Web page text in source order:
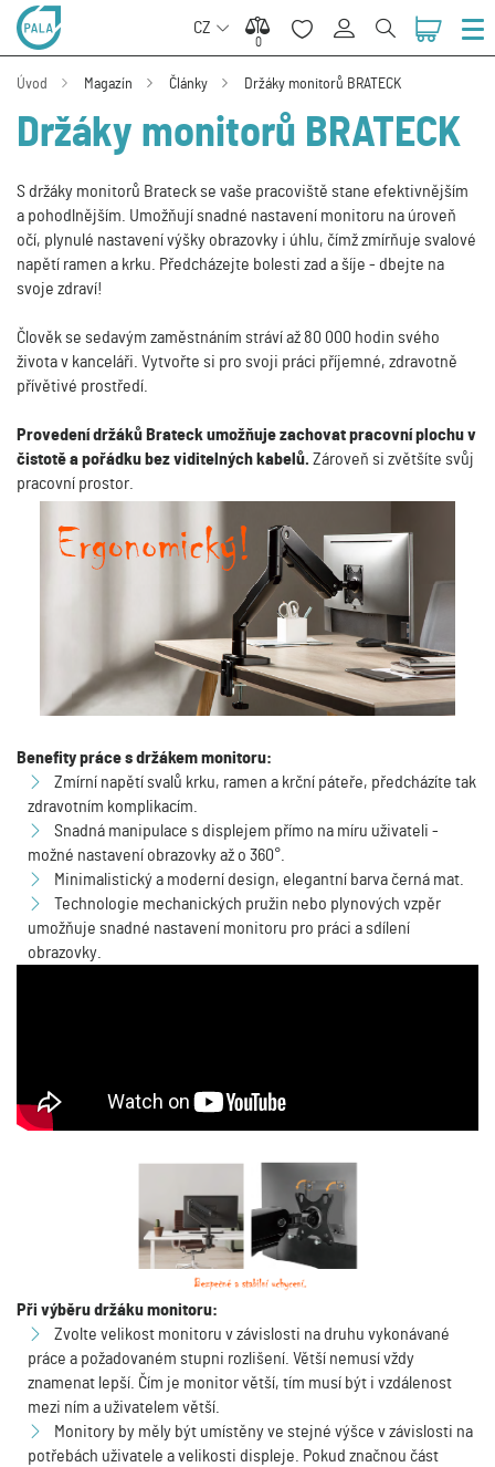
CZ
0
0
Úvod Magazín Články Držáky monitorů BRATECK
Držáky monitorů BRATECK
S držáky monitorů Brateck se vaše pracoviště stane efektivnějším
a pohodlnějším. Umožňují snadné nastavení monitoru na úroveň
očí, plynulé nastavení výšky obrazovky i úhlu, čímž zmírňuje svalové
napětí ramen a krku. Předcházejte bolesti zad a šíje - dbejte na
svoje zdraví!
Člověk se sedavým zaměstnáním stráví až 80 000 hodin svého
života v kanceláři. Vytvořte si pro svoji práci příjemné, zdravotně
přívětivé prostředí.
Provedení držáků Brateck umožňuje zachovat pracovní plochu v
čistotě a pořádku bez viditelných kabelů. Zároveň si zvětšíte svůj
pracovní prostor.
Benefity práce s držákem monitoru:
Zmírní napětí svalů krku, ramen a krční páteře, předcházíte tak
zdravotním komplikacím.
Snadná manipulace s displejem přímo na míru uživateli -
možné nastavení obrazovky až o 360°.
Minimalistický a moderní design, elegantní barva černá mat.
Technologie mechanických pružin nebo plynových vzpěr
umožňuje snadné nastavení monitoru pro práci a sdílení
obrazovky.
Při výběru držáku monitoru:
Zvolte velikost monitoru v závislosti na druhu vykonávané
práce a požadovaném stupni rozlišení. Větší nemusí vždy
znamenat lepší. Čím je monitor větší, tím musí být i vzdálenost
mezi ním a uživatelem větší.
Monitory by měly být umístěny ve stejné výšce v závislosti na
potřebách uživatele a velikosti displeje. Pokud značnou část